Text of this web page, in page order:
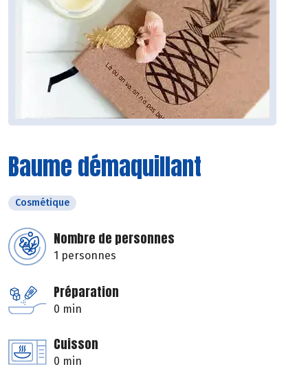
Baume démaquillant
Cosmétique
Nombre de personnes
1 personnes
Préparation
0 min
Cuisson
0 min